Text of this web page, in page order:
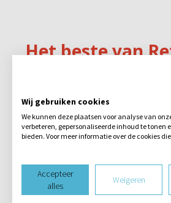
Wij gebruiken cookies
We kunnen deze plaatsen voor analyse van
verbeteren, gepersonaliseerde inhoud te tonen
bieden. Voor meer informatie over de cookies
Accepteer
alles
Weigeren